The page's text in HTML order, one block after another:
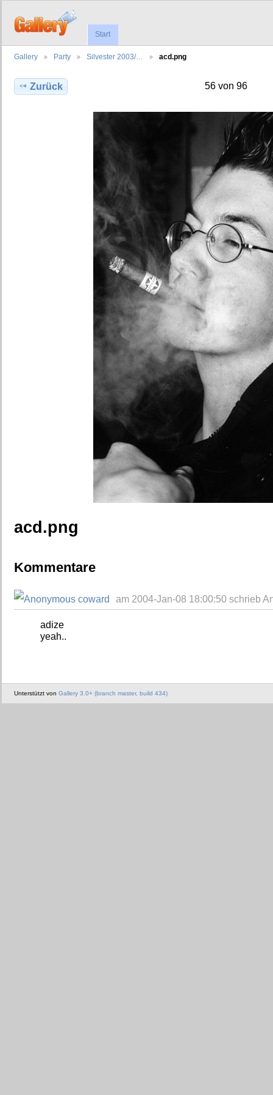
Start
Gallery Party Silvester 2003/… acd.png
Zurück 56 von 96
acd.png
Kommentare
am 2004-Jan-08 18:00:50 schrieb
adize
yeah..
Unterstützt von Gallery 3.0+ (branch master, build 434)